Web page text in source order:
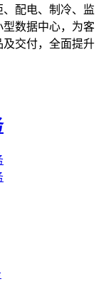
配电、制冷、监
数据中心，为客
及交付，全面提升